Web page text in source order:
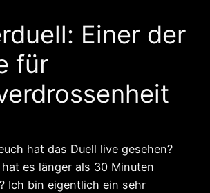
Einer der
für
hat das Duell live gesehen?
es länger als 30 Minuten
Ich bin eigentlich ein sehr